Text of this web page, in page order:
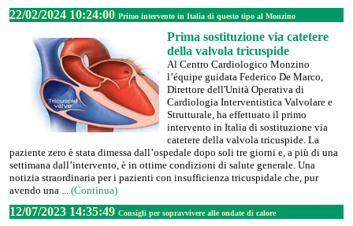
22/02/2024 10:24:00 Primo intervento in Italia di questo tipo al Monzino
Prima sostituzione via catetere
della valvola tricuspide
Al Centro Cardiologico Monzino
l’équipe guidata Federico De Marco,
Direttore dell'Unità Operativa di
Cardiologia Interventistica Valvolare e
Strutturale, ha effettuato il primo
intervento in Italia di sostituzione via
catetere della valvola tricuspide. La
paziente zero è stata dimessa dall’ospedale dopo soli tre giorni e, a più di una
settimana dall’intervento, è in ottime condizioni di salute generale. Una
notizia straordinaria per i pazienti con insufficienza tricuspidale che, pur
avendo una ... (Continua)
12/07/2023 14:35:49 Consigli per sopravvivere alle ondate di calore